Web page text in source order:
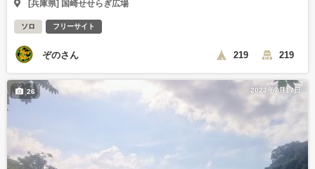
[兵庫県] 国崎せせらぎ広場
ソロ フリーサイト
ぞのさん 219 219
2023年7月17日
26